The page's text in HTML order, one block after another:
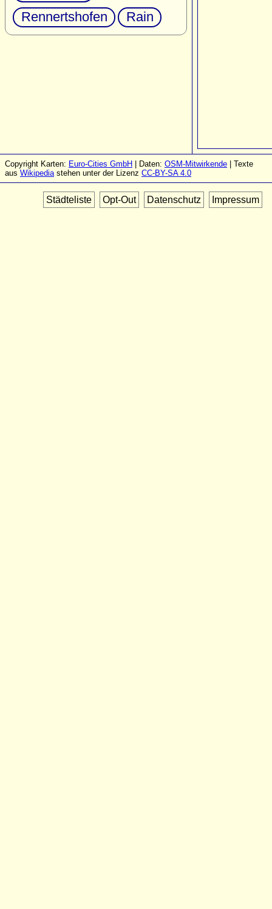
Rennertshofen
Rain
Copyright Karten: Euro-Cities GmbH | Daten: OSM-Mitwirkende | Texte
aus Wikipediastehen unter der Lizenz CC-BY-SA 4.0
Städteliste Opt-Out Datenschutz Impressum